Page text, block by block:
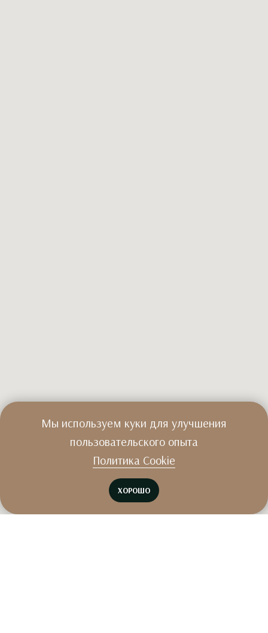
Мы используем куки для улучшения
пользовательского опыта
Политика Cookie
ХОРОШО